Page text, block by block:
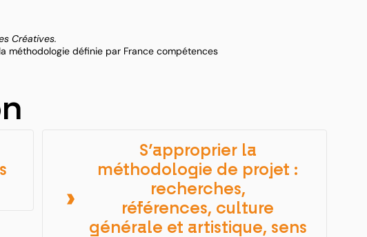
Créatives.
méthodologie définie par France compétences
S’approprier la
méthodologie de projet :
recherches,
références, culture
générale et artistique, sens